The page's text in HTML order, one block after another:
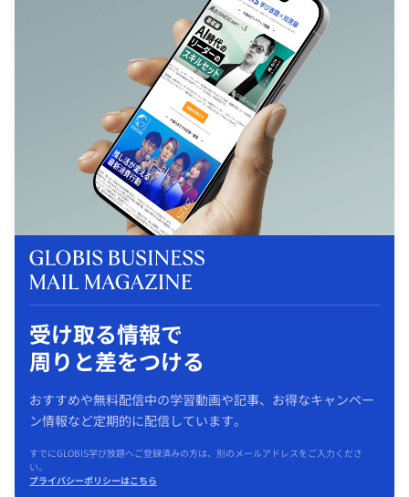
受け取る情報で
周りと差をつける
おすすめや無料配信中の学習動画や記事、お得なキャンペー
ン情報など定期的に配信しています。
すでにGLOBIS学び放題へご登録済みの方は、別のメールアドレスをご入力くださ
い。
プライバシーポリシーはこちら